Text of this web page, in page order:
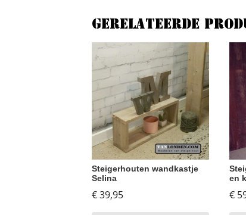
Gerelateerde
Steigerhouten wandkastje
Selina
€39,95
en
€